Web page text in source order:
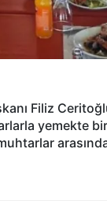
Filiz
yemekte